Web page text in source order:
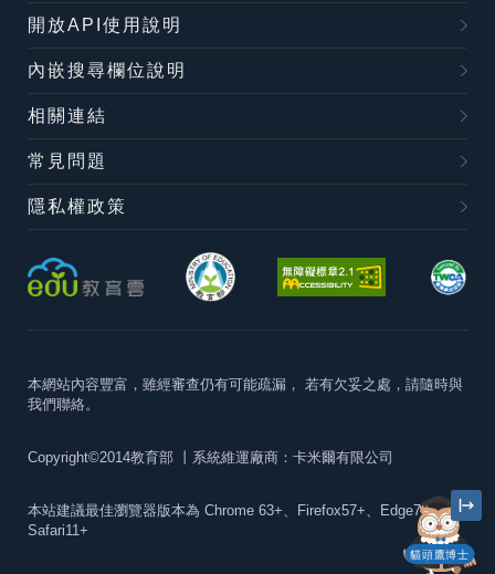
貓頭鷹博士
開放API使用說明
內嵌搜尋欄位說明
相關連結
常見問題
隱私權政策
本網站內容豐富，雖經審查仍有可能疏漏， 若有欠妥之處，請隨時與
我們聯絡。
Copyright©2014教育部 丨系統維運廠商：卡米爾有限公司
本站建議最佳瀏覽器版本為 Chrome 63+、Firefox57+、Edge79+及
Safari11+